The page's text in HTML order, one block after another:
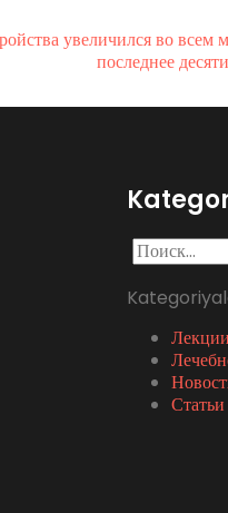
увеличился во всем
последнее
Найти:
Лекции
Статьи